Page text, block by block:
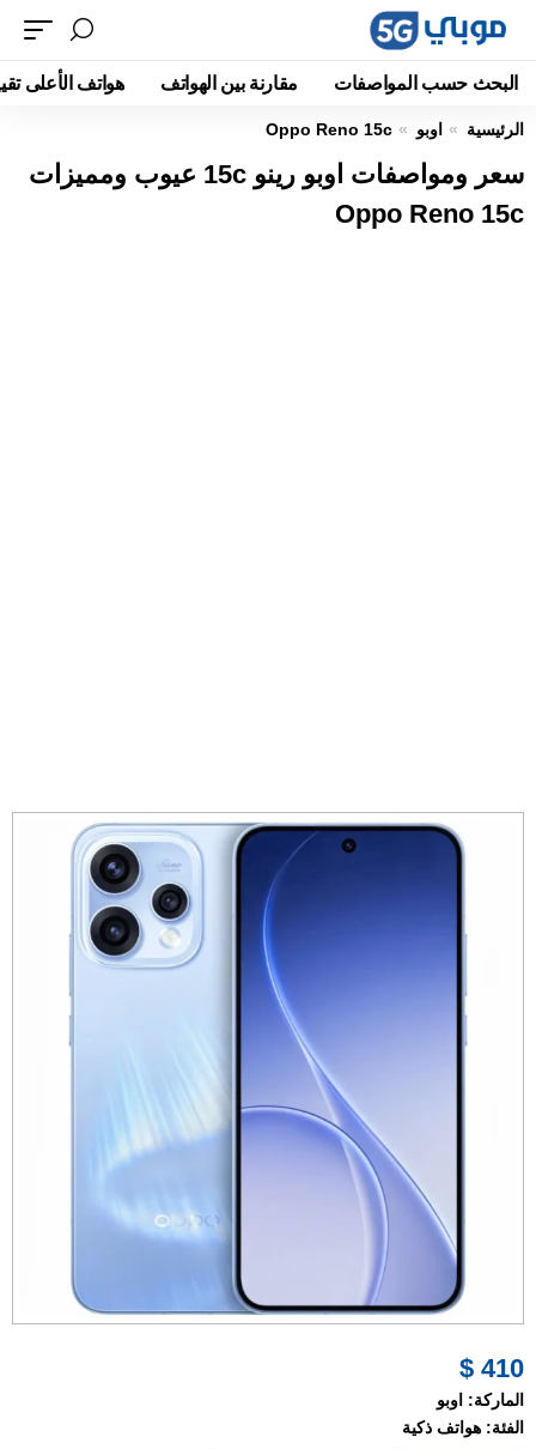
البحث حسب المواصفات مقارنة بين الهواتف هواتف الأعلى
الرئيسية اوبو Oppo Reno 15c
سعر ومواصفات اوبو رينو 15c عيوب ومميزات
Oppo Reno 15c
410 $
الماركة: اوبو
الفئة: هواتف ذكية